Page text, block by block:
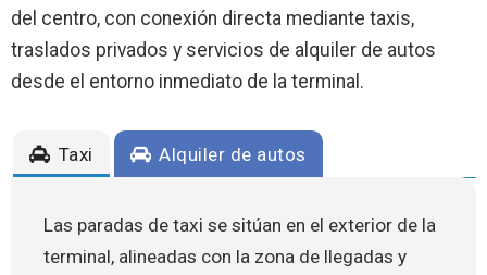
del centro, con conexión directa mediante taxis,
traslados privados y servicios de alquiler de autos
desde el entorno inmediato de la terminal.
Taxi Alquiler de autos
Las paradas de taxi se sitúan en el exterior de la
terminal, alineadas con la zona de llegadas y